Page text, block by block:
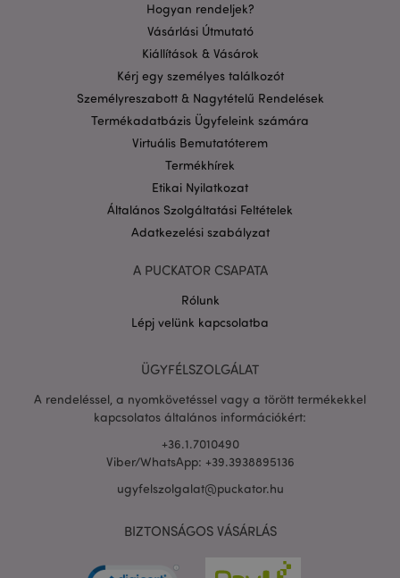
Hogyan rendeljek?
Vásárlási Útmutató
Kiállítások & Vásárok
Kérj egy személyes találkozót
Személyreszabott & Nagytételű Rendelések
Termékadatbázis Ügyfeleink számára
Virtuális Bemutatóterem
Termékhírek
Etikai Nyilatkozat
Általános Szolgáltatási Feltételek
Adatkezelési szabályzat
A PUCKATOR CSAPATA
Rólunk
Lépj velünk kapcsolatba
ÜGYFÉLSZOLGÁLAT
A rendeléssel, a nyomkövetéssel vagy a törött termékekkel
kapcsolatos általános információkért:
+36.1.7010490
Viber/WhatsApp: +39.3938895136
ugyfelszolgalat@puckator.hu
BIZTONSÁGOS VÁSÁRLÁS
A weboldal működéséhez feltétlenül szükséges sütik
lehetővé teszik a webhely alapvető funkcióit,
fiókkezelést. A weboldal nem használható
megfelelően a feltétlenül szükséges sütik nélkül.
Név
Szolgáltató
Domain
CookieScriptConsent